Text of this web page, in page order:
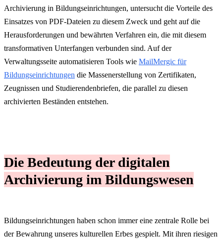
Archivierung in Bildungseinrichtungen, untersucht die Vorteile des
Einsatzes von PDF-Dateien zu diesem Zweck und geht auf die
Herausforderungen und bewährten Verfahren ein, die mit diesem
transformativen Unterfangen verbunden sind. Auf der
Verwaltungsseite automatisieren Tools wie MailMergic für
Bildungseinrichtungen die Massenerstellung von Zertifikaten,
Zeugnissen und Studierendenbriefen, die parallel zu diesen
archivierten Beständen entstehen.
Die Bedeutung der digitalen
Archivierung im Bildungswesen
Bildungseinrichtungen haben schon immer eine zentrale Rolle bei
der Bewahrung unseres kulturellen Erbes gespielt. Mit ihren riesigen